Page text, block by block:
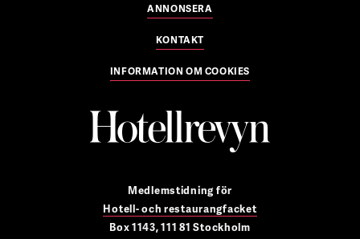
ANNONSERA
KONTAKT
INFORMATION OM COOKIES
Medlemstidning för
Hotell- och restaurangfacket
Box 1143, 111 81 Stockholm